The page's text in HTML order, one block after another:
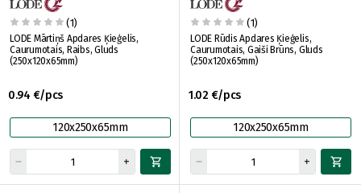
(1)
LODE Mārtiņš Apdares Ķieģelis,
Caurumotais, Raibs, Gluds
(250x120x65mm)
0.94 €/pcs
120x250x65mm
(1)
LODE Rūdis Apdares Ķieģelis,
Caurumotais, Gaiši Brūns, Gluds
(250x120x65mm)
1.02 €/pcs
120x250x65mm